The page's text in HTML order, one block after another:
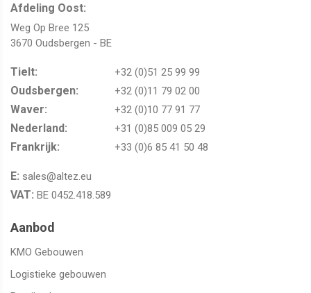
Afdeling Oost:
Weg Op Bree 125
3670 Oudsbergen - BE
Tielt: +32 (0)51 25 99 99
Oudsbergen​​​​​​​: +32 (0)11 79 02 00
Waver:​​​​​​​ +32 (0)10 77 91 77
Nederland: +31 (0)85 009 05 29
Frankrijk: +33 (0)6 85 41 50 48
E: sales@altez.eu
VAT: BE 0452.418.589
Aanbod
KMO Gebouwen
Logistieke gebouwen